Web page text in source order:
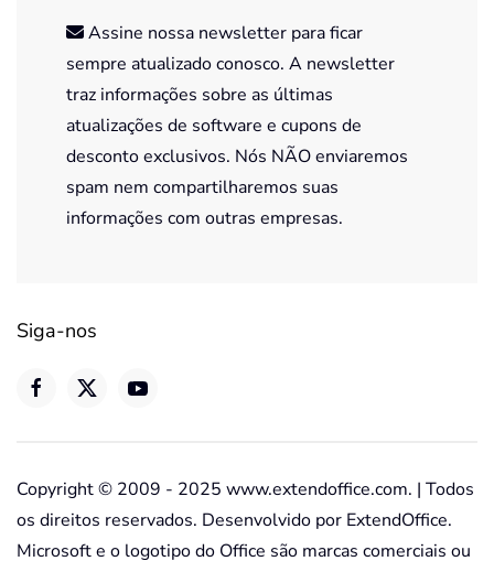
Assine nossa newsletter para ficar
sempre atualizado conosco. A newsletter
traz informações sobre as últimas
atualizações de software e cupons de
desconto exclusivos. Nós NÃO enviaremos
spam nem compartilharemos suas
informações com outras empresas.
Siga-nos
Copyright © 2009 - 2025 www.extendoffice.com. | Todos
os direitos reservados. Desenvolvido por ExtendOffice.
Microsoft e o logotipo do Office são marcas comerciais ou